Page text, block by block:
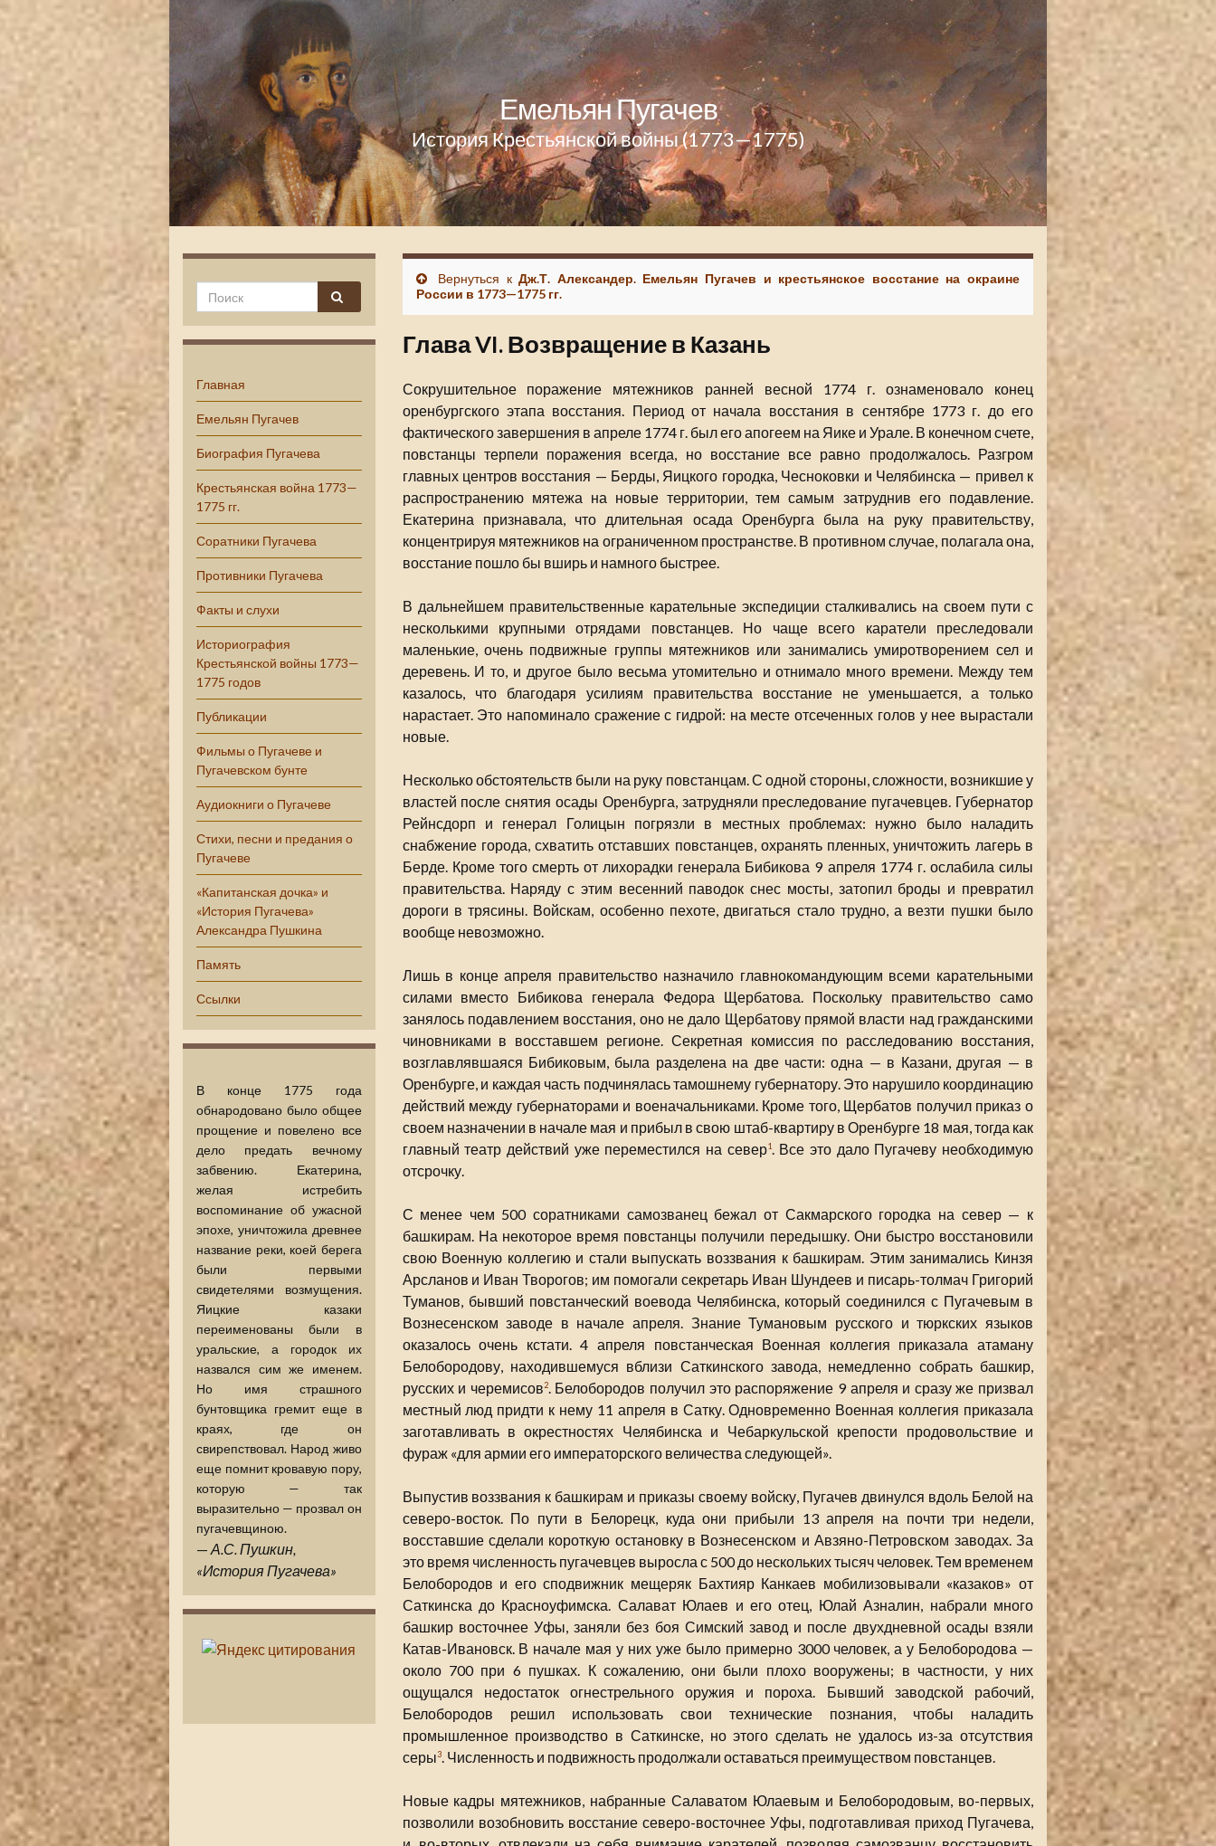
Емельян Пугачев
История Крестьянской войны (1773—1775)
Главная
Емельян Пугачев
Биография Пугачева
Крестьянская война 1773—
1775 гг.
Соратники Пугачева
Противники Пугачева
Факты и слухи
Историография
Крестьянской войны 1773—
1775 годов
Публикации
Фильмы о Пугачеве и
Пугачевском бунте
Аудиокниги о Пугачеве
Стихи, песни и предания о
Пугачеве
«Капитанская дочка» и
«История Пугачева»
Александра Пушкина
Память
Ссылки
В конце 1775 года
обнародовано было общее
прощение и повелено все
дело предать вечному
забвению. Екатерина,
желая истребить
воспоминание об ужасной
эпохе, уничтожила древнее
название реки, коей берега
были первыми
свидетелями возмущения.
Яицкие казаки
переименованы были в
уральские, а городок их
назвался сим же именем.
Но имя страшного
бунтовщика гремит еще в
краях, где он
свирепствовал. Народ живо
еще помнит кровавую пору,
которую — так
выразительно — прозвал он
пугачевщиною.
— А.С. Пушкин,
«История Пугачева»
Вернуться кДж.Т. Александер. Емельян Пугачев и крестьянское восстание на окраине
России в 1773—1775 гг.
Глава VI. Возвращение в Казань
Сокрушительное поражение мятежников ранней весной 1774 г. ознаменовало конец
оренбургского этапа восстания. Период от начала восстания в сентябре 1773 г. до его
фактического завершения в апреле 1774 г. был его апогеем на Яике и Урале. В конечном счете,
повстанцы терпели поражения всегда, но восстание все равно продолжалось. Разгром
главных центров восстания — Берды, Яицкого городка, Чесноковки и Челябинска — привел к
распространению мятежа на новые территории, тем самым затруднив его подавление.
Екатерина признавала, что длительная осада Оренбурга была на руку правительству,
концентрируя мятежников на ограниченном пространстве. В противном случае, полагала она,
восстание пошло бы вширь и намного быстрее.
В дальнейшем правительственные карательные экспедиции сталкивались на своем пути с
несколькими крупными отрядами повстанцев. Но чаще всего каратели преследовали
маленькие, очень подвижные группы мятежников или занимались умиротворением сел и
деревень. И то, и другое было весьма утомительно и отнимало много времени. Между тем
казалось, что благодаря усилиям правительства восстание не уменьшается, а только
нарастает. Это напоминало сражение с гидрой: на месте отсеченных голов у нее вырастали
новые.
Несколько обстоятельств были на руку повстанцам. С одной стороны, сложности, возникшие у
властей после снятия осады Оренбурга, затрудняли преследование пугачевцев. Губернатор
Рейнсдорп и генерал Голицын погрязли в местных проблемах: нужно было наладить
снабжение города, схватить отставших повстанцев, охранять пленных, уничтожить лагерь в
Берде. Кроме того смерть от лихорадки генерала Бибикова 9 апреля 1774 г. ослабила силы
правительства. Наряду с этим весенний паводок снес мосты, затопил броды и превратил
дороги в трясины. Войскам, особенно пехоте, двигаться стало трудно, а везти пушки было
вообще невозможно.
Лишь в конце апреля правительство назначило главнокомандующим всеми карательными
силами вместо Бибикова генерала Федора Щербатова. Поскольку правительство само
занялось подавлением восстания, оно не дало Щербатову прямой власти над гражданскими
чиновниками в восставшем регионе. Секретная комиссия по расследованию восстания,
возглавлявшаяся Бибиковым, была разделена на две части: одна — в Казани, другая — в
Оренбурге, и каждая часть подчинялась тамошнему губернатору. Это нарушило координацию
действий между губернаторами и военачальниками. Кроме того, Щербатов получил приказ о
своем назначении в начале мая и прибыл в свою штаб-квартиру в Оренбурге 18 мая, тогда как
главный театр действий уже переместился на север1. Все это дало Пугачеву необходимую
отсрочку.
С менее чем 500 соратниками самозванец бежал от Сакмарского городка на север — к
башкирам. На некоторое время повстанцы получили передышку. Они быстро восстановили
свою Военную коллегию и стали выпускать воззвания к башкирам. Этим занимались Кинзя
Арсланов и Иван Творогов; им помогали секретарь Иван Шундеев и писарь-толмач Григорий
Туманов, бывший повстанческий воевода Челябинска, который соединился с Пугачевым в
Вознесенском заводе в начале апреля. Знание Тумановым русского и тюркских языков
оказалось очень кстати. 4 апреля повстанческая Военная коллегия приказала атаману
Белобородову, находившемуся вблизи Саткинского завода, немедленно собрать башкир,
русских и черемисов2. Белобородов получил это распоряжение 9 апреля и сразу же призвал
местный люд придти к нему 11 апреля в Сатку. Одновременно Военная коллегия приказала
заготавливать в окрестностях Челябинска и Чебаркульской крепости продовольствие и
фураж «для армии его императорского величества следующей».
Выпустив воззвания к башкирам и приказы своему войску, Пугачев двинулся вдоль Белой на
северо-восток. По пути в Белорецк, куда они прибыли 13 апреля на почти три недели,
восставшие сделали короткую остановку в Вознесенском и Авзяно-Петровском заводах. За
это время численность пугачевцев выросла с 500 до нескольких тысяч человек. Тем временем
Белобородов и его сподвижник мещеряк Бахтияр Канкаев мобилизовывали «казаков» от
Саткинска до Красноуфимска. Салават Юлаев и его отец, Юлай Азналин, набрали много
башкир восточнее Уфы, заняли без боя Симский завод и после двухдневной осады взяли
Катав-Ивановск. В начале мая у них уже было примерно 3000 человек, а у Белобородова —
около 700 при 6 пушках. К сожалению, они были плохо вооружены; в частности, у них
ощущался недостаток огнестрельного оружия и пороха. Бывший заводской рабочий,
Белобородов решил использовать свои технические познания, чтобы наладить
промышленное производство в Саткинске, но этого сделать не удалось из-за отсутствия
серы3. Численность и подвижность продолжали оставаться преимуществом повстанцев.
Новые кадры мятежников, набранные Салаватом Юлаевым и Белобородовым, во-первых,
позволили возобновить восстание северо-восточнее Уфы, подготавливая приход Пугачева,